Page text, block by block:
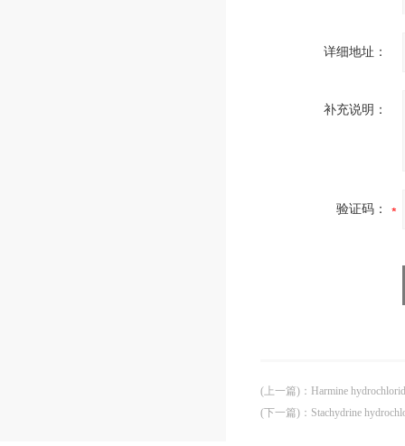
详细地址：
补充说明：
验证码：
(上一篇) ： Harmine
(下一篇) ： Stachydrine